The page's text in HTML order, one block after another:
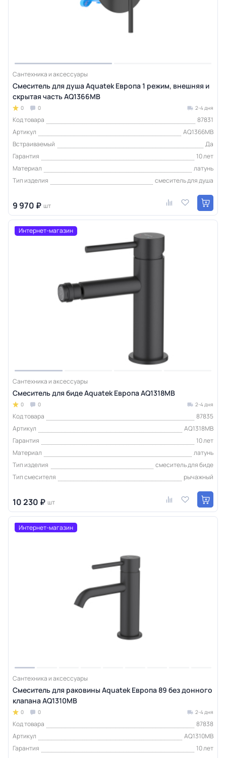
Сантехника и аксессуары
Смеситель для душа Aquatek Европа 1 режим, внешняя и
скрытая часть AQ1366MB
0 0 2-4 дня
Код товара
87831
Артикул
AQ1366MB
Встраиваемый
Да
Гарантия
10 лет
Материал
латунь
Тип изделия
смеситель для душа
9 970 ₽ шт
Интернет-магазин
Сантехника и аксессуары
Смеситель для биде Aquatek Европа AQ1318MB
0 0 2-4 дня
Код товара
87835
Артикул
AQ1318MB
Гарантия
10 лет
Материал
латунь
Тип изделия
смеситель для биде
Тип смесителя
рычажный
10 230 ₽ шт
Интернет-магазин
Сантехника и аксессуары
Смеситель для раковины Aquatek Европа 89 без донного
клапана AQ1310MB
0 0 2-4 дня
Код товара
87838
Артикул
AQ1310MB
Гарантия
10 лет